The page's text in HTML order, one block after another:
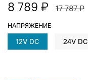
8 789 ₽ 17 787 ₽
НАПРЯЖЕНИЕ
12V DC 24V DC